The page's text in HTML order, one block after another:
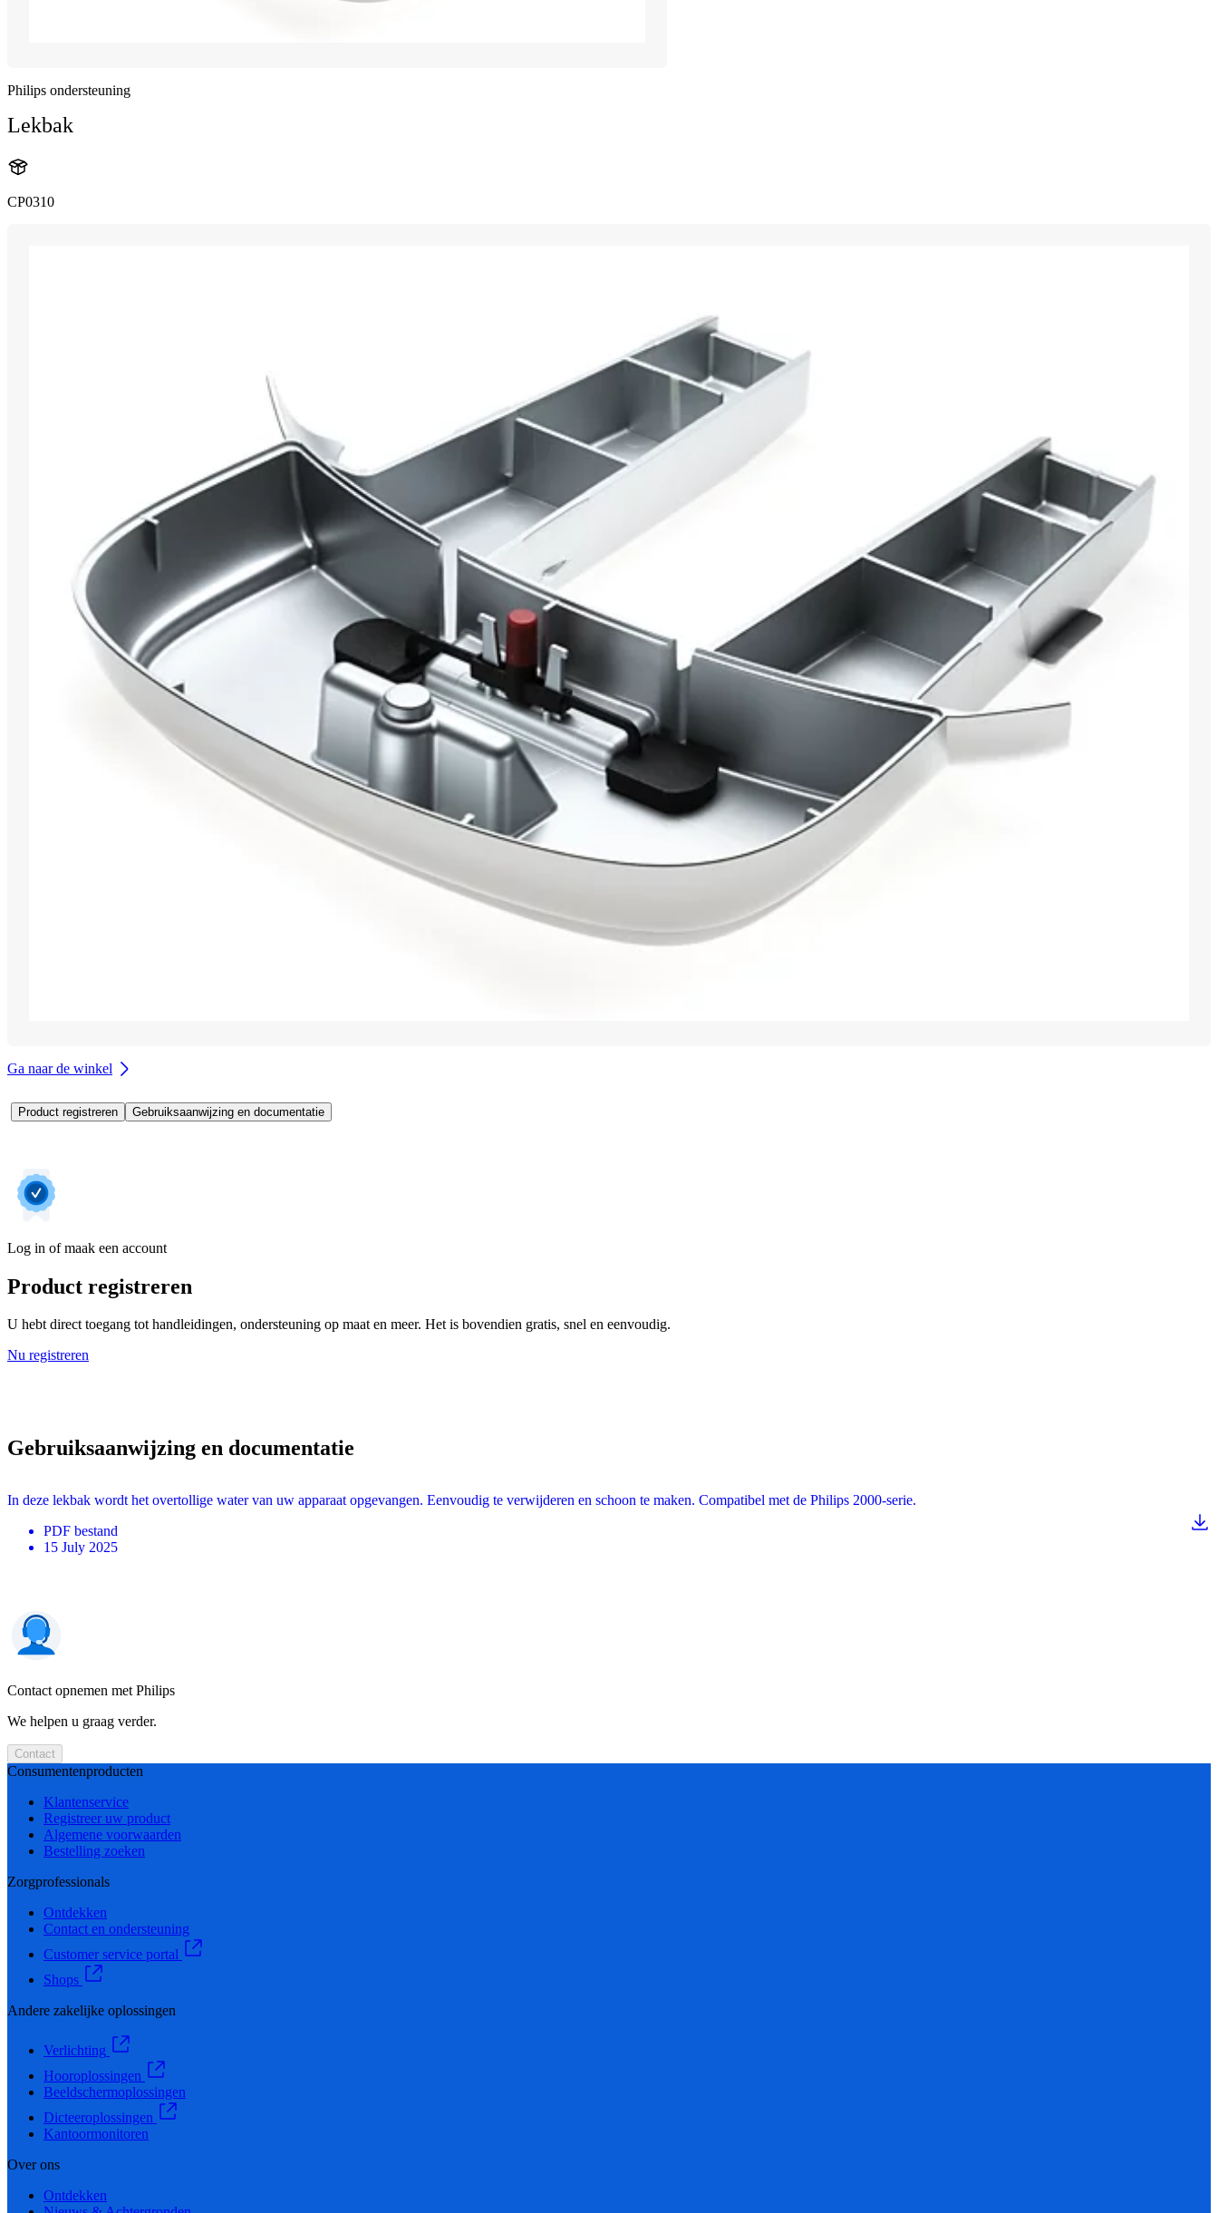
Philips ondersteuning
Lekbak
CP0310
Ga naar de winkel
Product registreren Gebruiksaanwijzing en documentatie
Log in of maak een account
Product registreren
U hebt direct toegang tot handleidingen, ondersteuning op maat en meer. Het is bovendien gratis, snel en eenvoudig.
Nu registreren
Gebruiksaanwijzing en documentatie
In deze lekbak wordt het overtollige water van uw apparaat opgevangen. Eenvoudig te verwijderen en schoon te maken. Compatibel met de Philips 2000-serie.
PDF bestand
15 July 2025
Contact opnemen met Philips
We helpen u graag verder.
Contact
Consumentenproducten
Klantenservice
Registreer uw product
Algemene voorwaarden
Bestelling zoeken
Zorgprofessionals
Ontdekken
Contact en ondersteuning
Customer service portal
Shops
Andere zakelijke oplossingen
Verlichting
Hooroplossingen
Beeldschermoplossingen
Dicteeroplossingen
Kantoormonitoren
Over ons
Ontdekken